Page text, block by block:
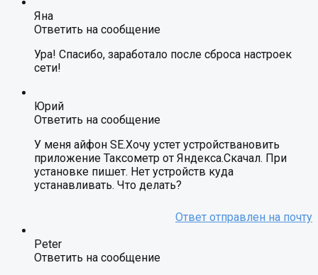
Яна
Ответить на сообщение
Ура! Спасибо, заработало после сброса настроек
сети!
Юрий
Ответить на сообщение
У меня айфон SE.Хочу устет устройствановить
приложение Таксометр от Яндекса.Скачал. При
установке пишет. Нет устройств куда
устанавливать. Что делать?
Peter
Ответить на сообщение